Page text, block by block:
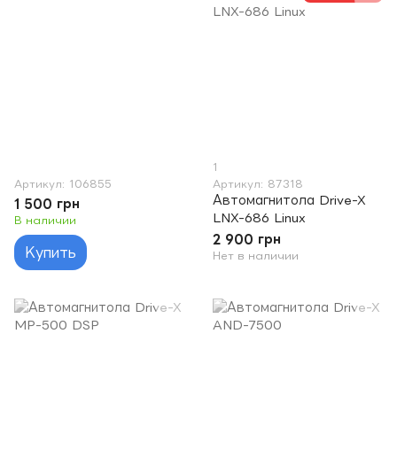
Артикул: 106855
1 500 грн
В наличии
Купить
1
Артикул: 87318
Автомагнитола Drive-X
LNX-686 Linux
2 900 грн
Нет в наличии